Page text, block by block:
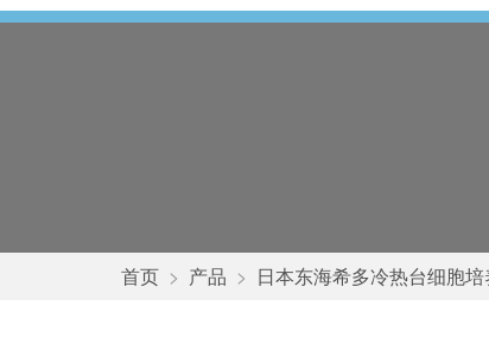
首页 > 产品 > 日本东海希多冷热台细胞